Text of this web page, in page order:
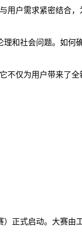
户需求紧密结合
社会问题。如何
仅为用户带来了
正式启动。大赛